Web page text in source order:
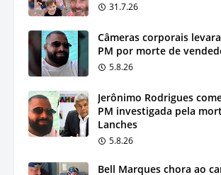
31.7.26
Câmeras corporais
PM por morte de
5.8.26
Jerônimo Rodrigues
PM investigada pela
Lanches
5.8.26
Bell Marques chora ao